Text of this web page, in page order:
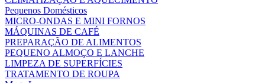
Pequenos Domésticos
MICRO-ONDAS E MINI FORNOS
MÁQUINAS DE CAFÉ
PREPARAÇÃO DE ALIMENTOS
PEQUENO ALMOÇO E LANCHE
LIMPEZA DE SUPERFÍCIES
TRATAMENTO DE ROUPA